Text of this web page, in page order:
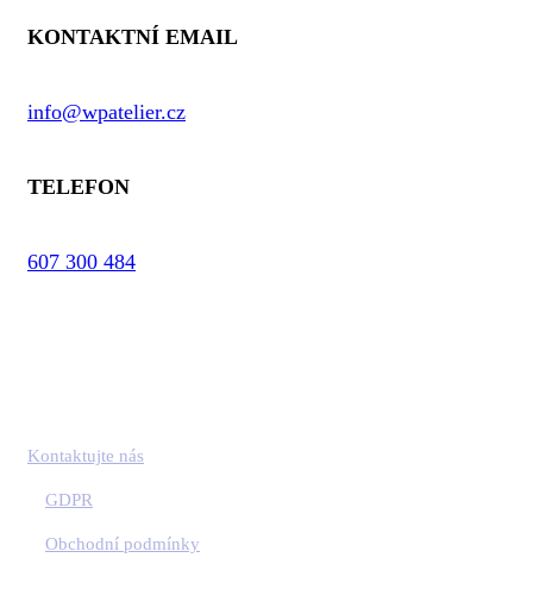
KONTAKTNÍ EMAIL
info@wpatelier.cz
TELEFON
607 300 484
Kontaktujte nás
GDPR
Obchodní podmínky